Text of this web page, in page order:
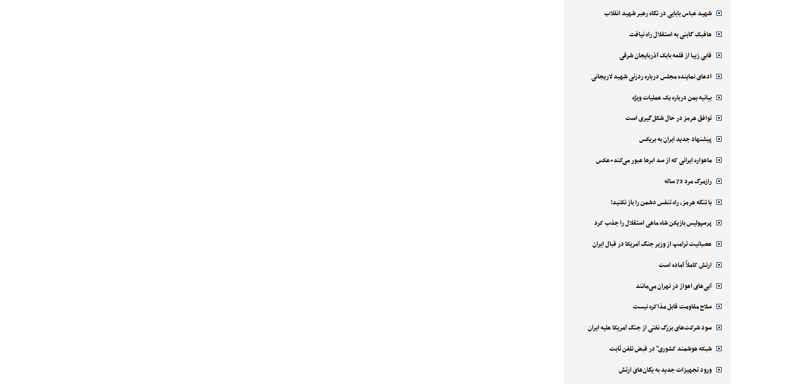
شهید عباس بابایی در نگاه رهبر شهید انقلاب
هافبک گابنی به استقلال راه نیافت
قابی زیبا از قلعه بابک آذربایجان شرقی
ادعای نماینده مجلس درباره ردزنی شهید لاریجانی
بیانیه یمن درباره یک عملیات ویژه
توافق هرمز در حال شکل‌گیری است
پیشنهاد جدید ایران به بریکس
ماهواره ایرانی که از سد ابرها عبور می‌کند+عکس
رازمرگ مرد 72 ساله
با تنگه هرمز، راه تنفس دشمن را باز نکنید!
پرسپولیس بازیکن شاه ماهی استقلال را جذب کرد
عصبانیت ترامپ از وزیر جنگ آمریکا در قبال ایران
ارتش کاملاً آماده است
آبی‌های اهواز در تهران می‌مانند
سلاح مقاومت قابل مذاکره نیست
سود شرکت‌های بزرگ نفتی از جنگ آمریکا علیه ایران
شبکه هوشمند کشوری" در قبض تلفن ثابت
ورود تجهیزات جدید به یگان‌های ارتش